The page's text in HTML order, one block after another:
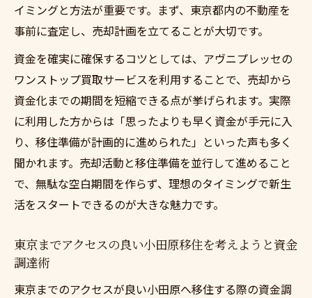
イミングと方法が重要です。まず、東京都内の不動産を
事前に査定し、売却計画を立てることが大切です。
資金を確実に確保するコツとしては、アヴニプレッセの
ワンストップ買取サービスを利用することで、売却から
資金化までの期間を短縮できる点が挙げられます。実際
に利用した方からは「思ったよりも早く資金が手元に入
り、移住準備が計画的に進められた」といった声も多く
聞かれます。売却活動と移住準備を並行して進めること
で、無駄な空白期間を作らず、理想のタイミングで新生
活をスタートできるのが大きな魅力です。
東京までアクセスの良い小田原移住を考えようと資金
調達術
東京までのアクセスが良い小田原へ移住する際の資金調